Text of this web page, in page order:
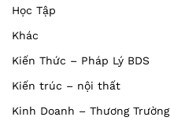
Học Tập
Khác
Kiến Thức – Pháp Lý BDS
Kiến trúc – nội thất
Kinh Doanh – Thương Trường